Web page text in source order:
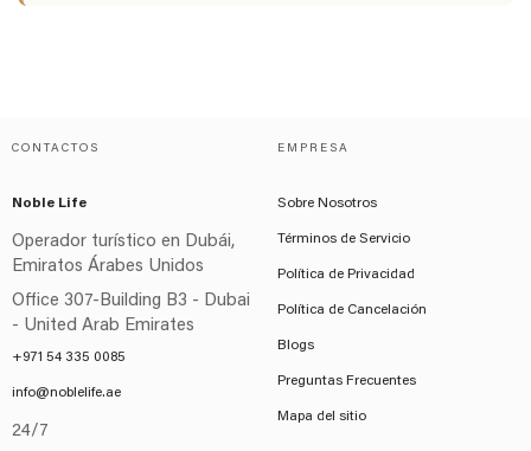
CONTACTOS
Noble Life
Operador turístico en Dubái,
Emiratos Árabes Unidos
Office 307-Building B3 - Dubai
- United Arab Emirates
+971 54 335 0085
info@noblelife.ae
24/7
EMPRESA
Sobre Nosotros
Términos de Servicio
Política de Privacidad
Política de Cancelación
Blogs
Preguntas Frecuentes
Mapa del sitio